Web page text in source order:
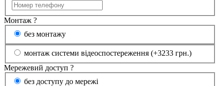
Монтаж ?
без монтажу
монтаж системи відеоспостереження (+3233 грн.)
Мережевий доступ ?
без доступу до мережі